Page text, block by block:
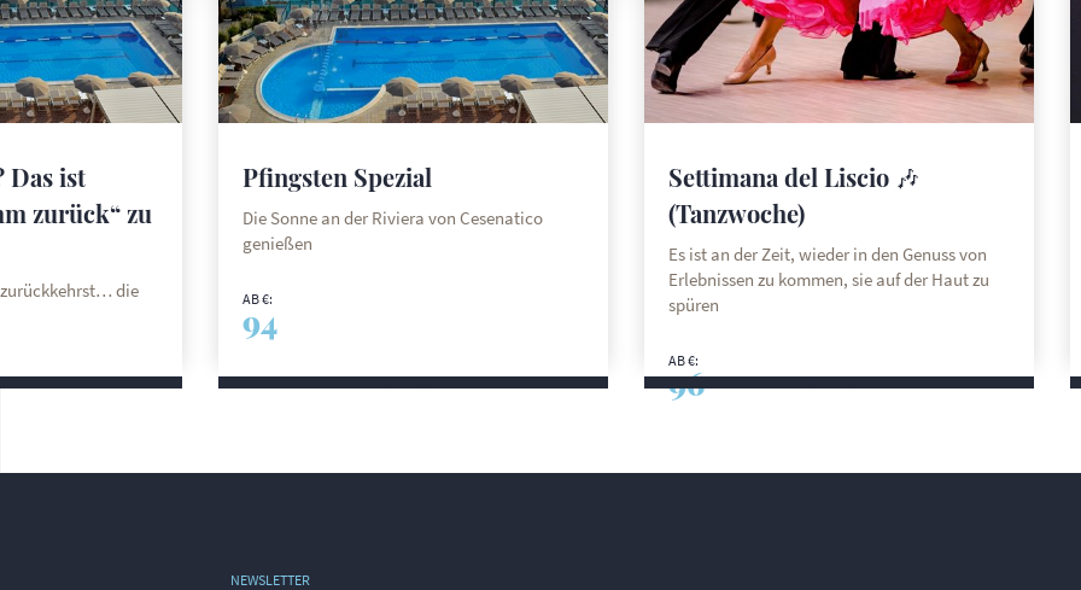
Das ist
zurück“ zu
die
Pfingsten Spezial
Die Sonne an der Riviera von Cesenatico
genießen
AB €:
94
MEHR SIE
Settimana del Liscio 🎶
(Tanzwoche)
Es ist an der Zeit, wieder in den Genuss von
Erlebnissen zu kommen, sie auf der Haut zu
spüren
AB €:
96 MEHR SIE
NEWSLETTER